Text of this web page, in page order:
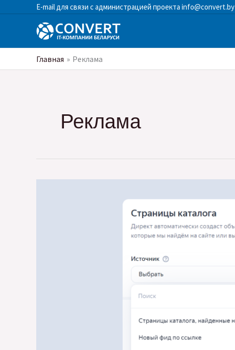
содержимому
E-mail для связи с администрацией проекта info@convert.by
Главная Реклама
Реклама